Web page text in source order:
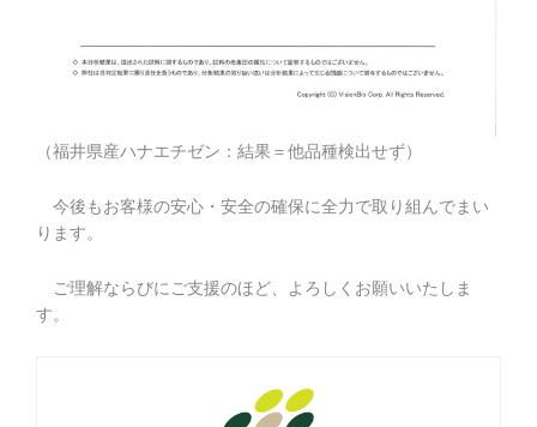
（福井県産ハナエチゼン：結果＝他品種検出せず）
今後もお客様の安心・安全の確保に全力で取り組んでまい
ります。
ご理解ならびにご支援のほど、よろしくお願いいたしま
す。